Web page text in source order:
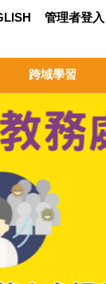
管理者登入
跨域學習